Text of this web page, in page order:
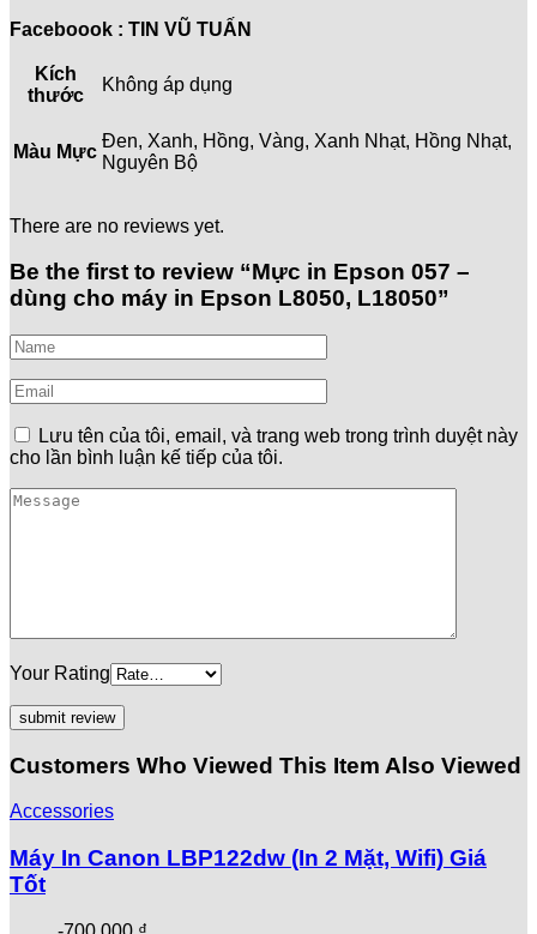
Faceboook : TIN VŨ TUẤN
Kích
thước
Không áp dụng
Màu Mực
Đen, Xanh, Hồng, Vàng, Xanh Nhạt, Hồng Nhạt,
Nguyên Bộ
There are no reviews yet.
Be the first to review “Mực in Epson 057 –
dùng cho máy in Epson L8050, L18050”
Lưu tên của tôi, email, và trang web trong trình duyệt này
cho lần bình luận kế tiếp của tôi.
Your Rating
Customers Who Viewed This Item Also Viewed
Accessories
Máy In Canon LBP122dw (In 2 Mặt, Wifi) Giá
Tốt